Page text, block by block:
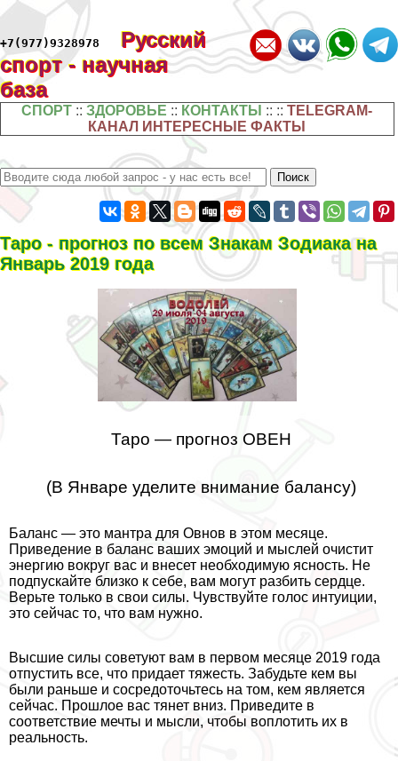
+7(977)9328978
Русский
спорт - научная
база
СПОРТ ::ЗДОРОВЬЕ :: КОНТАКТЫ :: ::TELEGRAM-
КАНАЛ ИНТЕРЕСНЫЕ ФАКТЫ
Таро - прогноз по всем Знакам Зодиака на
Январь 2019 года
Таро — прогноз ОВЕН
(В Январе уделите внимание балансу)
Баланс — это мантра для Овнов в этом месяце.
Приведение в баланс ваших эмоций и мыслей очистит
энергию вокруг вас и внесет необходимую ясность. Не
подпускайте близко к себе, вам могут разбить сердце.
Верьте только в свои силы. Чувствуйте голос интуиции,
это сейчас то, что вам нужно.
Высшие силы советуют вам в первом месяце 2019 года
отпустить все, что придает тяжесть. Забудьте кем вы
были раньше и сосредоточьтесь на том, кем является
сейчас. Прошлое вас тянет вниз. Приведите в
соответствие мечты и мысли, чтобы воплотить их в
реальность.